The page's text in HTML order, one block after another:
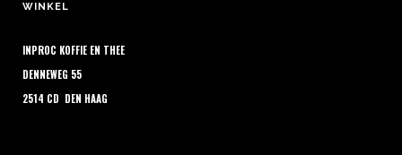
op
de
productpagina
WINKEL
INPROC KOFFIE EN THEE
DENNEWEG 55
2514 CD DEN HAAG